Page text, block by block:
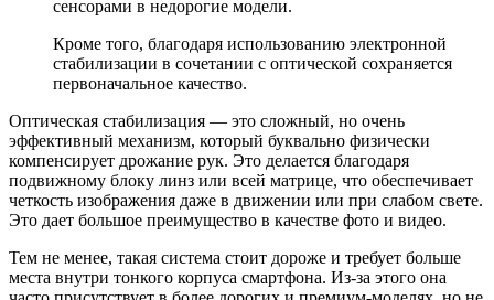
сенсорами в недорогие модели.
Кроме того, благодаря использованию электронной
стабилизации в сочетании с оптической сохраняется
первоначальное качество.
Оптическая стабилизация — это сложный, но очень
эффективный механизм, который буквально физически
компенсирует дрожание рук. Это делается благодаря
подвижному блоку линз или всей матрице, что обеспечивает
четкость изображения даже в движении или при слабом свете.
Это дает большое преимущество в качестве фото и видео.
Тем не менее, такая система стоит дороже и требует больше
места внутри тонкого корпуса смартфона. Из-за этого она